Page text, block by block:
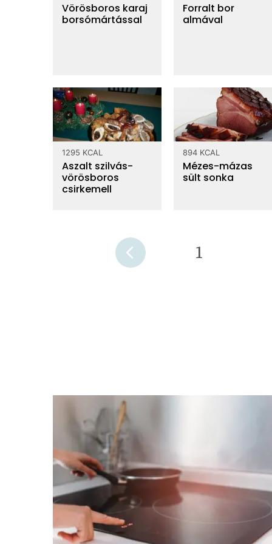
Vörösboros karaj
borsómártással
Forralt bor
almával
1295 KCAL
Aszalt szilvás-
vörösboros
csirkemell
894 KCAL
Mézes-mázas
sült sonka
1